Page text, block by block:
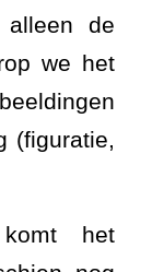
de
we het
(figuratie,
het